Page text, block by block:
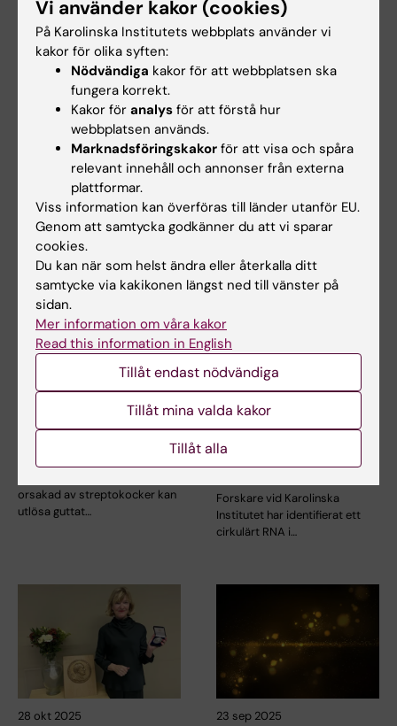
Tags
Uppdaterad av:
Anne Hammarskjöld 2024-12-26
Relaterade artiklar
20 feb 2026
immunceller kopplar
halsfluss till psoriasis
orsakad av streptokocker kan
utlösa guttat…
12 feb 2026
Mitokondriellt RNA
kan bidra till bättre
sårläkning vid
diabetes
Forskare vid Karolinska
Institutet har identifierat ett
cirkulärt RNA i…
28 okt 2025 23 sep 2025
Vi använder kakor (cookies)
På Karolinska Institutets webbplats använder vi
kakor för olika syften:
Nödvändiga kakor för att webbplatsen ska
fungera korrekt.
Kakor för analys för att förstå hur
webbplatsen används.
Marknadsföringskakor för att visa och spåra
relevant innehåll och annonser från externa
plattformar.
Viss information kan överföras till länder utanför EU.
Genom att samtycka godkänner du att vi sparar
cookies.
Du kan när som helst ändra eller återkalla ditt
samtycke via kakikonen längst ned till vänster på
sidan.
Mer information om våra kakor
Read this information in English
Tillåt endast nödvändiga
Tillåt mina valda kakor
Tillåt alla